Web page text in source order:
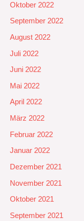
Oktober 2022
September 2022
August 2022
Juli 2022
Juni 2022
Mai 2022
April 2022
März 2022
Februar 2022
Januar 2022
Dezember 2021
November 2021
Oktober 2021
September 2021